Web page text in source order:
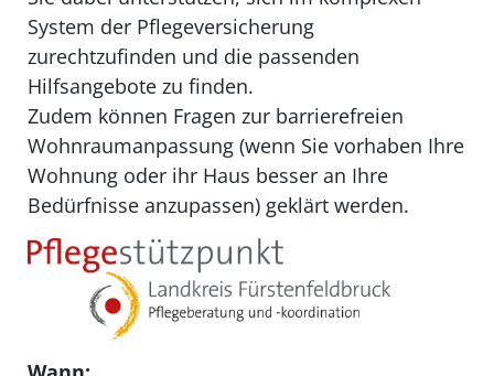
System der Pflegeversicherung
zurechtzufinden und die passenden
Hilfsangebote zu finden.
Zudem können Fragen zur barrierefreien
Wohnraumanpassung (wenn Sie vorhaben Ihre
Wohnung oder ihr Haus besser an Ihre
Bedürfnisse anzupassen) geklärt werden.